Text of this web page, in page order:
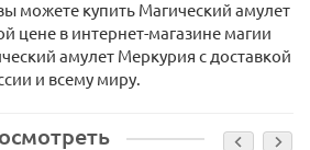
можете купить Магический амулет
цене в интернет-магазине магии
амулет Меркурия с доставкой
и всему миру.